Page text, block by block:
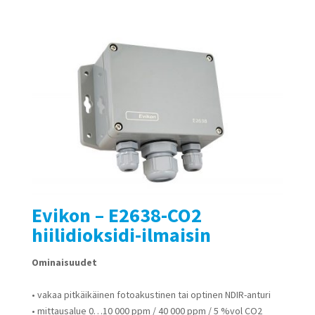
Evikon – E2638-CO2
hiilidioksidi-ilmaisin
Ominaisuudet
• vakaa pitkäikäinen fotoakustinen tai optinen NDIR-anturi
• mittausalue 0…10 000 ppm / 40 000 ppm / 5 %vol CO2